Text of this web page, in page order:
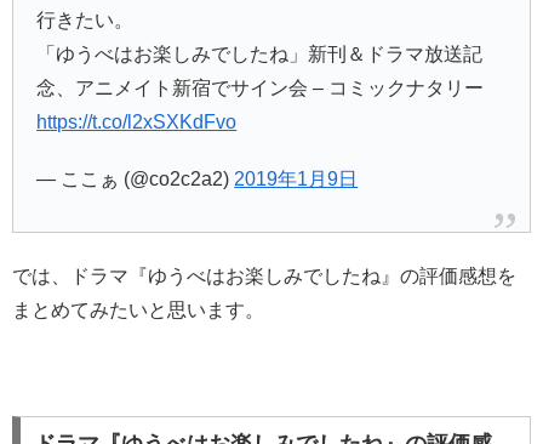
行きたい。
「ゆうべはお楽しみでしたね」新刊＆ドラマ放送記
念、アニメイト新宿でサイン会 – コミックナタリー
https://t.co/l2xSXKdFvo
— ここぁ (@co2c2a2) 2019年1月9日
では、ドラマ『ゆうべはお楽しみでしたね』の評価感想を
まとめてみたいと思います。